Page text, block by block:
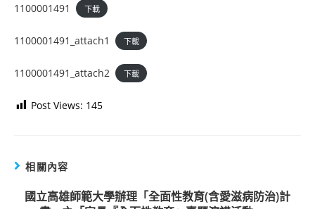
1100001491 下載
1100001491_attach1 下載
1100001491_attach2 下載
Post Views: 145
相關內容
國立高雄師範大學辦理「全面性教育(含愛滋病防治)計